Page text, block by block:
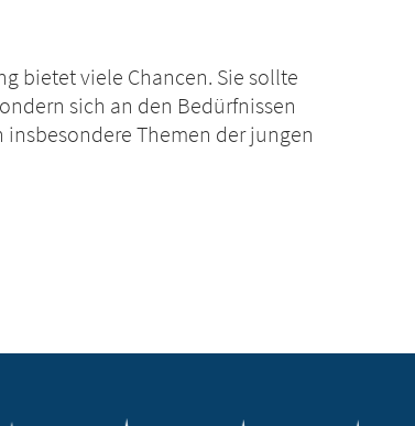
bietet viele Chancen. Sie sollte
sich an den Bedürfnissen
Themen der jungen